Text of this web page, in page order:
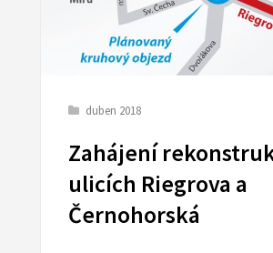
duben 2018
Zahájení
ulicích Riegrova a
Černohorská